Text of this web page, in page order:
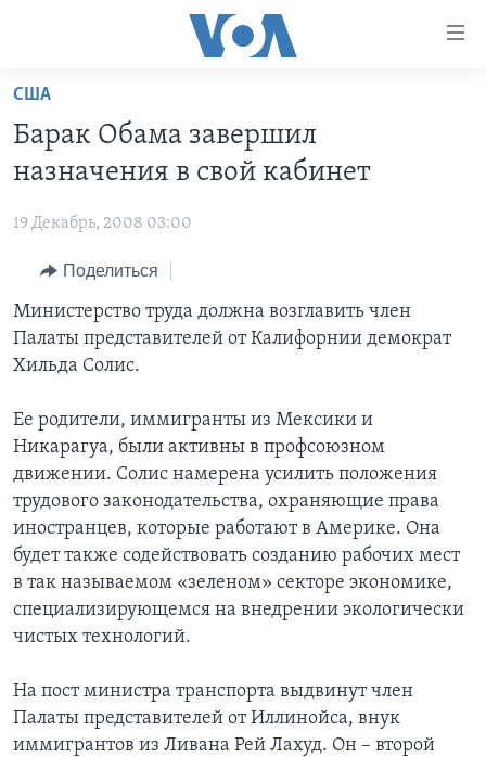
Перейти
основной
контент
навигации
Перейти
поиск
ПРОГРАММЫ
НОВОСТИ ЗА МИНУТУ
ИТОГИ
ПОЧЕМУ ЭТО ВАЖНО?
ДИСКУССИЯ VOA
НЬЮ-ЙОРК NEW YORK
АМЕРИКА. БОЛЬШОЕ ПУТЕШЕСТВИЕ
УЧИМ АНГЛИЙСКИЙ
НАША АМЕРИКАНСКАЯ ИСТОРИЯ
А КАК В АМЕРИКЕ?
АРТЕФАКТЫ
ТЕСТЫ
ЭКСПЕРТИЗА
ИНТЕРВЬЮ
ФАКТЫ ПРОТИВ ФЕЙКОВ
ЗА СВОБОДУ ПРЕССЫ
ВИДЕО
ПОДПИСКА НА НОВОСТИ
Learning English
СОЦИАЛЬНЫЕ СЕТИ
Языки
США
Барак Обама завершил
назначения в свой кабинет
19 Декабрь, 2008 03:00
Поделиться
Министерство труда должна возглавить член
Палаты представителей от Калифорнии демократ
Хильда Солис.
Ее родители, иммигранты из Мексики и
Никарагуа, были активны в профсоюзном
движении. Солис намерена усилить положения
трудового законодательства, охраняющие права
иностранцев, которые работают в Америке. Она
будет также содействовать созданию рабочих мест
в так называемом «зеленом» секторе экономике,
специализирующемся на внедрении экологически
чистых технологий.
На пост министра транспорта выдвинут член
Палаты представителей от Иллинойса, внук
иммигрантов из Ливана Рей Лахуд. Он – второй